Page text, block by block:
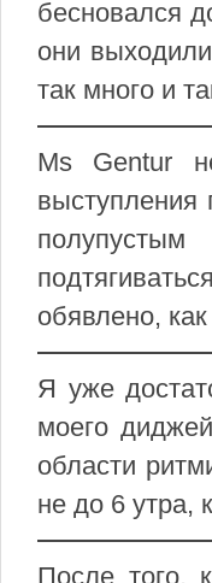
бесновался
они
так много и
Ms Gentur
выступления
обявлено,
Я уже
моего
области
не до 6 утра,
После того,